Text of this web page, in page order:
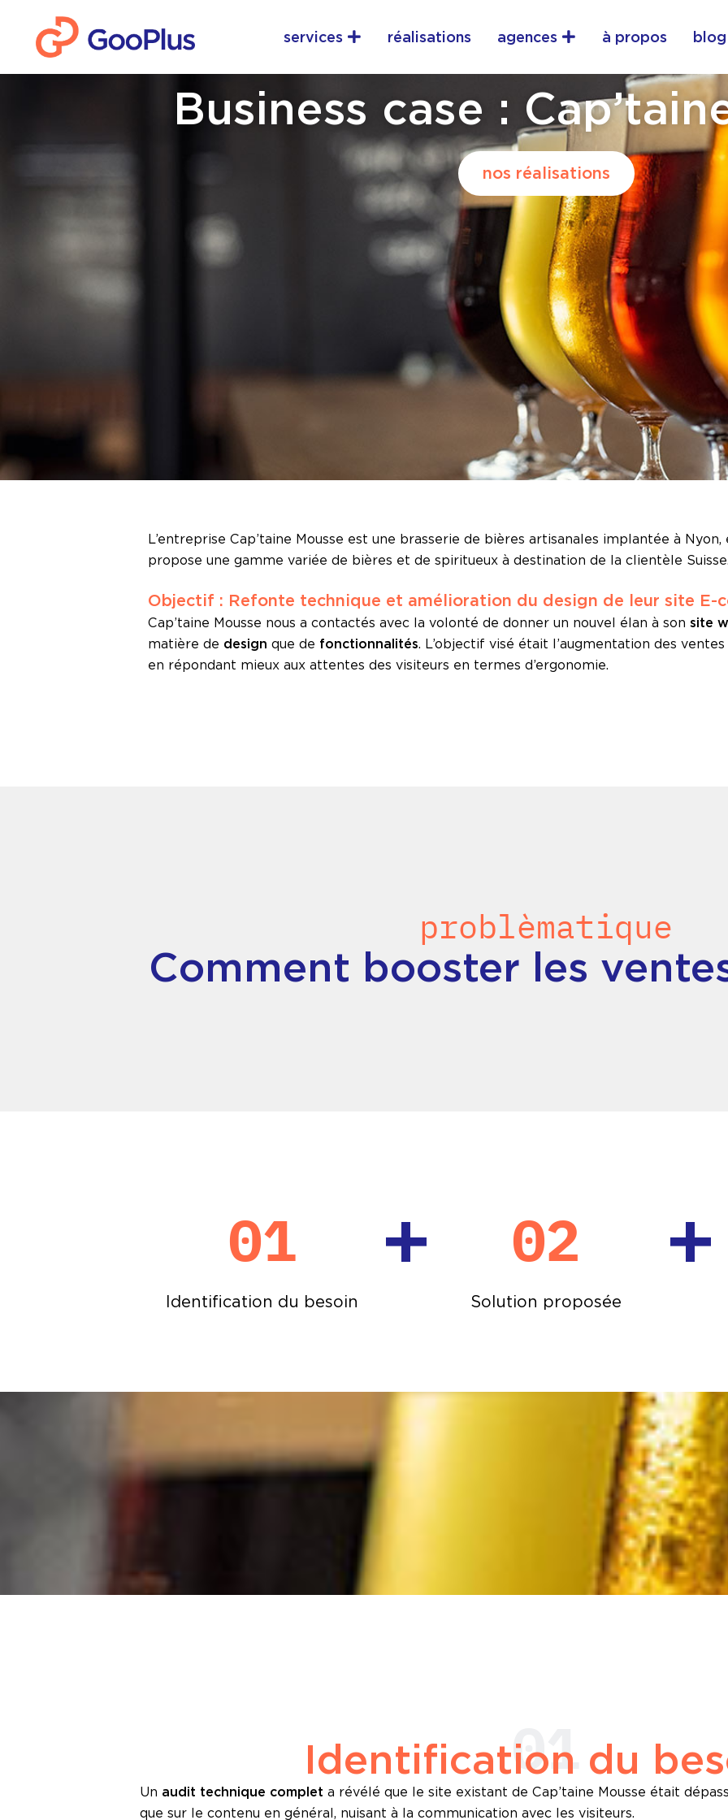
contenu
services Ouvrir services
réalisations agences Ouvrir agences
à propos blog
Business case :
nos réalisations
L’entreprise Cap’taine Mousse est une brasserie de bières artisanales implantée à Nyon,
propose une gamme variée de bières et de spiritueux à destination de la clientèle
Objectif : Refonte technique et amélioration du design de leur site E-
Cap’taine Mousse nous a contactés avec la volonté de donner un nouvel élan à son site
matière de design que de fonctionnalités. L’objectif visé était l’augmentation des
en répondant mieux aux attentes des visiteurs en termes d’ergonomie.
problèmatique
Comment booster les
01
Identification du besoin
+ 02
Solution proposée
+
01
Identification du
Un audit technique complet a révélé que le site existant de Cap’taine Mousse était
que sur le contenu en général, nuisant à la communication avec les visiteurs.